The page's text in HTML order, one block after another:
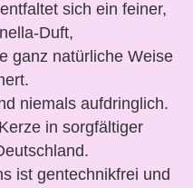
sich ein feiner,
Duft,
ganz natürliche Weise
niemals aufdringlich.
in sorgfältiger
ist gentechnikfrei und